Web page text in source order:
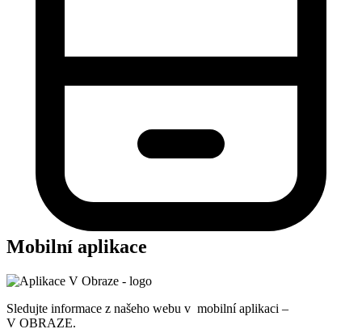
Mobilní aplikace
Sledujte informace z našeho webu v mobilní aplikaci –
V OBRAZE.